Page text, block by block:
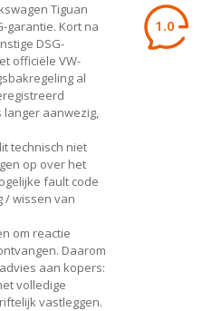
Tiguan
garantie. Kort na
DSG-
officiële VW-
al
langer aanwezig,
technisch niet
op over het
fault code
/ wissen van
om reactie
Daarom
aan kopers:
volledige
vastleggen.
1.0